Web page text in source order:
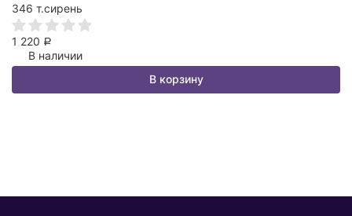
346 т.сирень
1 220 Р
В наличии
В корзину